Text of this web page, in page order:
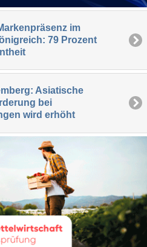
im
79 Prozent
Asiatische
bei
wird erhöht